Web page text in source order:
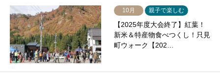
10月 親子で楽しむ
【2025年度大会終了】紅葉！
新米＆特産物食べつくし！只見
町ウォーク【202…